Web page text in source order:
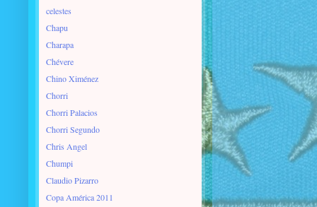
celestes
Chapu
Charapa
Chévere
Chino Ximénez
Chorri
Chorri Palacios
Chorri Segundo
Chris Angel
Chumpi
Claudio Pizarro
Copa América 2011